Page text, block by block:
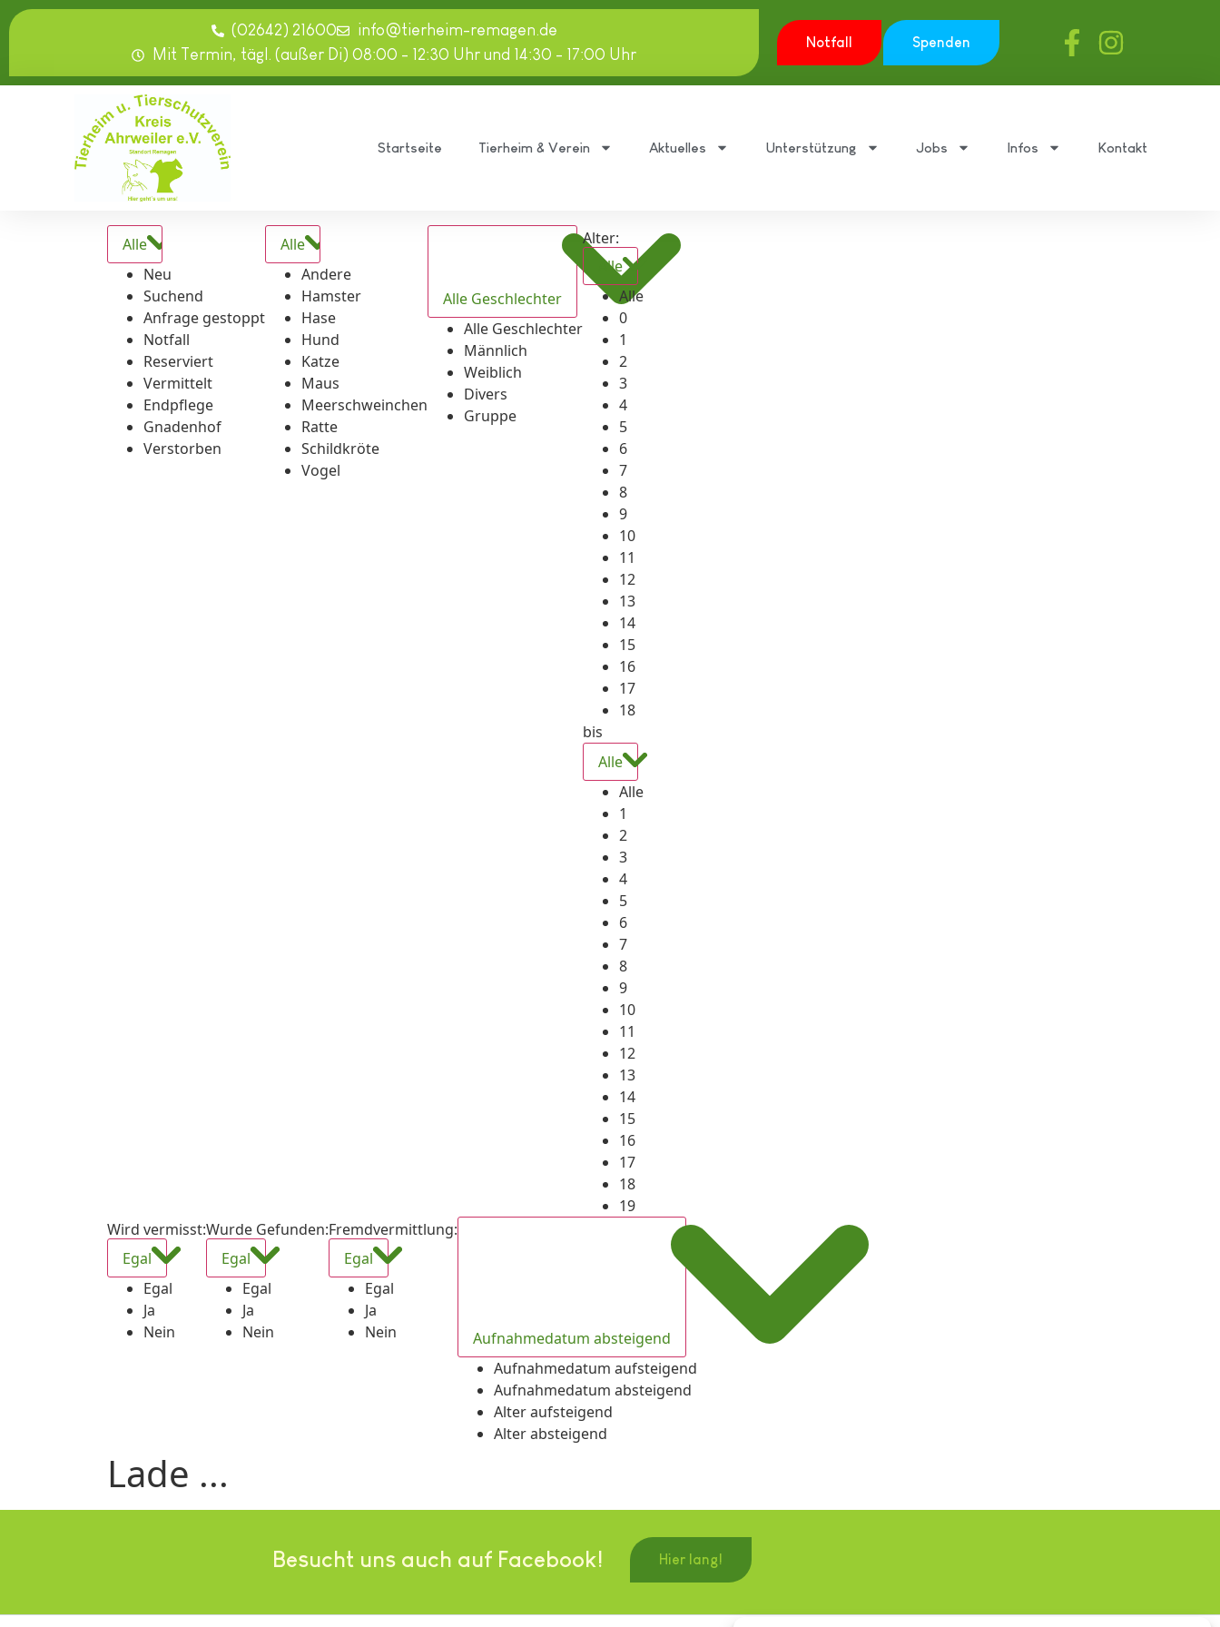
springen
(02642) 21600
info@tierheim-remagen.de
Mit Termin, tägl. (außer Di) 08:00 - 12:30 Uhr und 14:30 - 17:00 Uhr
Notfall Spenden
Startseite Tierheim & Verein Aktuelles Unterstützung Jobs Infos Kontakt
Alle
Neu
Suchend
Anfrage gestoppt
Notfall
Reserviert
Vermittelt
Endpflege
Gnadenhof
Verstorben
Alle
Andere
Hamster
Hase
Hund
Katze
Maus
Meerschweinchen
Ratte
Schildkröte
Vogel
Alle Geschlechter
Alle Geschlechter
Männlich
Weiblich
Divers
Gruppe
Alter:
Alle
Alle
0
1
2
3
4
5
6
7
8
9
10
11
12
13
14
15
16
17
18
bis
Alle
Alle
1
2
3
4
5
6
7
8
9
10
11
12
13
14
15
16
17
18
19
Wird vermisst:
Egal
Egal
Ja
Nein
Wurde Gefunden:
Egal
Egal
Ja
Nein
Fremdvermittlung:
Egal
Egal
Ja
Nein
Aufnahmedatum absteigend
Aufnahmedatum aufsteigend
Aufnahmedatum absteigend
Alter aufsteigend
Alter absteigend
Lade ...
Besucht uns auch auf Facebook! Hier lang!